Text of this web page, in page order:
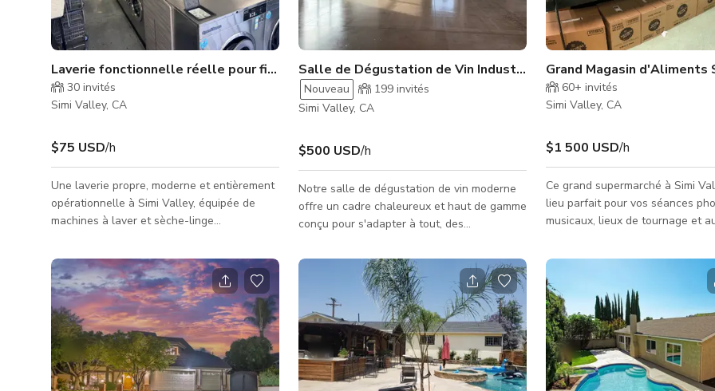
Laverie fonctionnelle réelle pour films, télévision et publicités
30 invités
Simi Valley, CA
$75 USD/h
Une laverie propre, moderne et entièrement
opérationnelle à Simi Valley, équipée de
machines à laver et sèche-linge
d'un aménagement spacieux et ouvert.
Idéale pour les films, la télévision, les
publicités, les clips musicaux et les séances
photo nécessitant un cadre authentique de
laverie. Le lieu offre de larges allées pour le
déplacement des caméras, un parking ample
et un agencement favorable à la production
qui accueille les équip
Salle de Dégustation de Vin Industrielle Moderne 26 Lieu
Nouveau 199 invités
Simi Valley, CA
$500 USD/h
Notre salle de dégustation de vin moderne
offre un cadre chaleureux et haut de gamme
conçu pour s'adapter à tout, des
grande échelle. La disposition flexible
comprend une scène de performance
professionnelle avec un son, une vidéo et un
éclairage théâtral de qualité concert,
plusieurs configurations de sièges, de
grands écrans de présentation, un salon
privé et un plan d'étage ouvert spacieux
parfait pour le réseautage, les repas ou le d
Grand Magasin
60+ invités
Simi Valley, CA
$1 500 USD/h
Ce grand supermarché à Simi
lieu parfait pour vos séances
musicaux, lieux de tournage et
horaires peuvent varier,
est presque exclusivement
tournage en dehors des heures
ou les dimanches lorsque nous
fermés.